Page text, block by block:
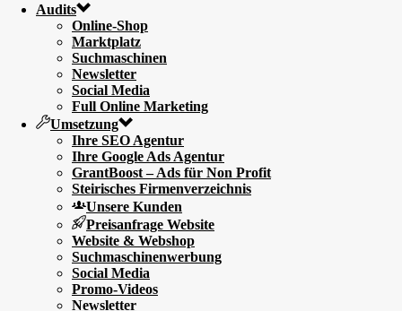
Audits
Online-Shop
Marktplatz
Suchmaschinen
Newsletter
Social Media
Full Online Marketing
Umsetzung
Ihre SEO Agentur
Ihre Google Ads Agentur
GrantBoost – Ads für Non Profit
Steirisches Firmenverzeichnis
Unsere Kunden
Preisanfrage Website
Website & Webshop
Suchmaschinenwerbung
Social Media
Promo-Videos
Newsletter